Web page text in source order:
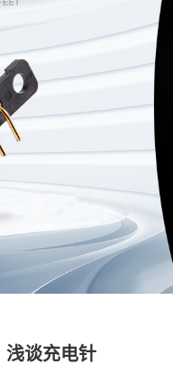
浅谈充电针